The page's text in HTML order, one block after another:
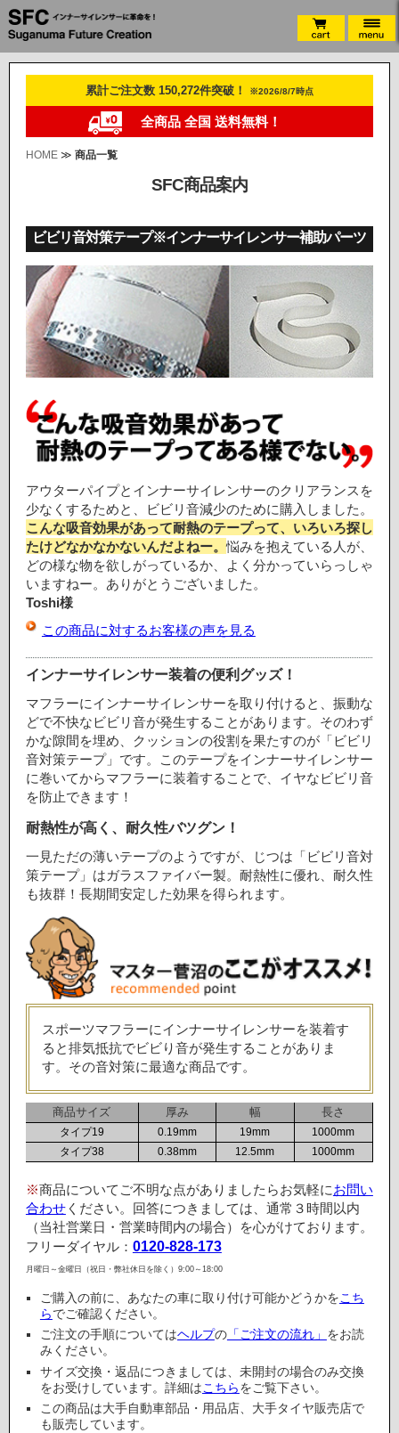
累計ご注文数 150,272件突破！ ※2026/8/7時点
全商品 全国 送料無料！
HOME≫ 商品一覧
SFC商品案内
ビビリ音対策テープ※インナーサイレンサー補助パーツ
アウターパイプとインナーサイレンサーのクリアランスを
少なくするためと、ビビリ音減少のために購入しました。
こんな吸音効果があって耐熱のテープって、いろいろ探し
たけどなかなかないんだよねー。悩みを抱えている人が、
どの様な物を欲しがっているか、よく分かっていらっしゃ
いますねー。ありがとうございました。
Toshi様
この商品に対するお客様の声を見る
インナーサイレンサー装着の便利グッズ！
マフラーにインナーサイレンサーを取り付けると、振動な
どで不快なビビリ音が発生することがあります。そのわず
かな隙間を埋め、クッションの役割を果たすのが「ビビリ
音対策テープ」です。このテープをインナーサイレンサー
に巻いてからマフラーに装着することで、イヤなビビリ音
を防止できます！
耐熱性が高く、耐久性バツグン！
一見ただの薄いテープのようですが、じつは「ビビリ音対
策テープ」はガラスファイバー製。耐熱性に優れ、耐久性
も抜群！長期間安定した効果を得られます。
スポーツマフラーにインナーサイレンサーを装着す
ると排気抵抗でビビり音が発生することがありま
す。その音対策に最適な商品です。
商品サイズ 厚み 幅 長さ
タイプ19 0.19mm 19mm
1000mm
タイプ38
0.38mm 12.5mm 1000mm
※商品についてご不明な点がありましたらお気軽にお問い
合わせください。回答につきましては、通常３時間以内
（当社営業日・営業時間内の場合）を心がけております。
フリーダイヤル： 0120-828-173
月曜日～金曜日（祝日・弊社休日を除く）9:00～18:00
ご購入の前に、あなたの車に取り付け可能かどうかをこち
らでご確認ください。
ご注文の手順についてはヘルプの「ご注文の流れ」 をお読
みください。
サイズ交換・返品につきましては、未開封の場合のみ交換
をお受けしています。詳細はこちらをご覧下さい。
この商品は大手自動車部品・用品店、大手タイヤ販売店で
も販売しています。